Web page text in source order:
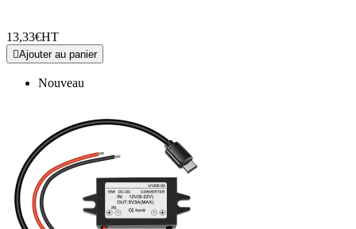
13,33€HT
Ajouter au panier
Nouveau